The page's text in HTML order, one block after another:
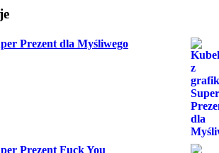
Prezent dla Myśliwego
Prezent Fuck You